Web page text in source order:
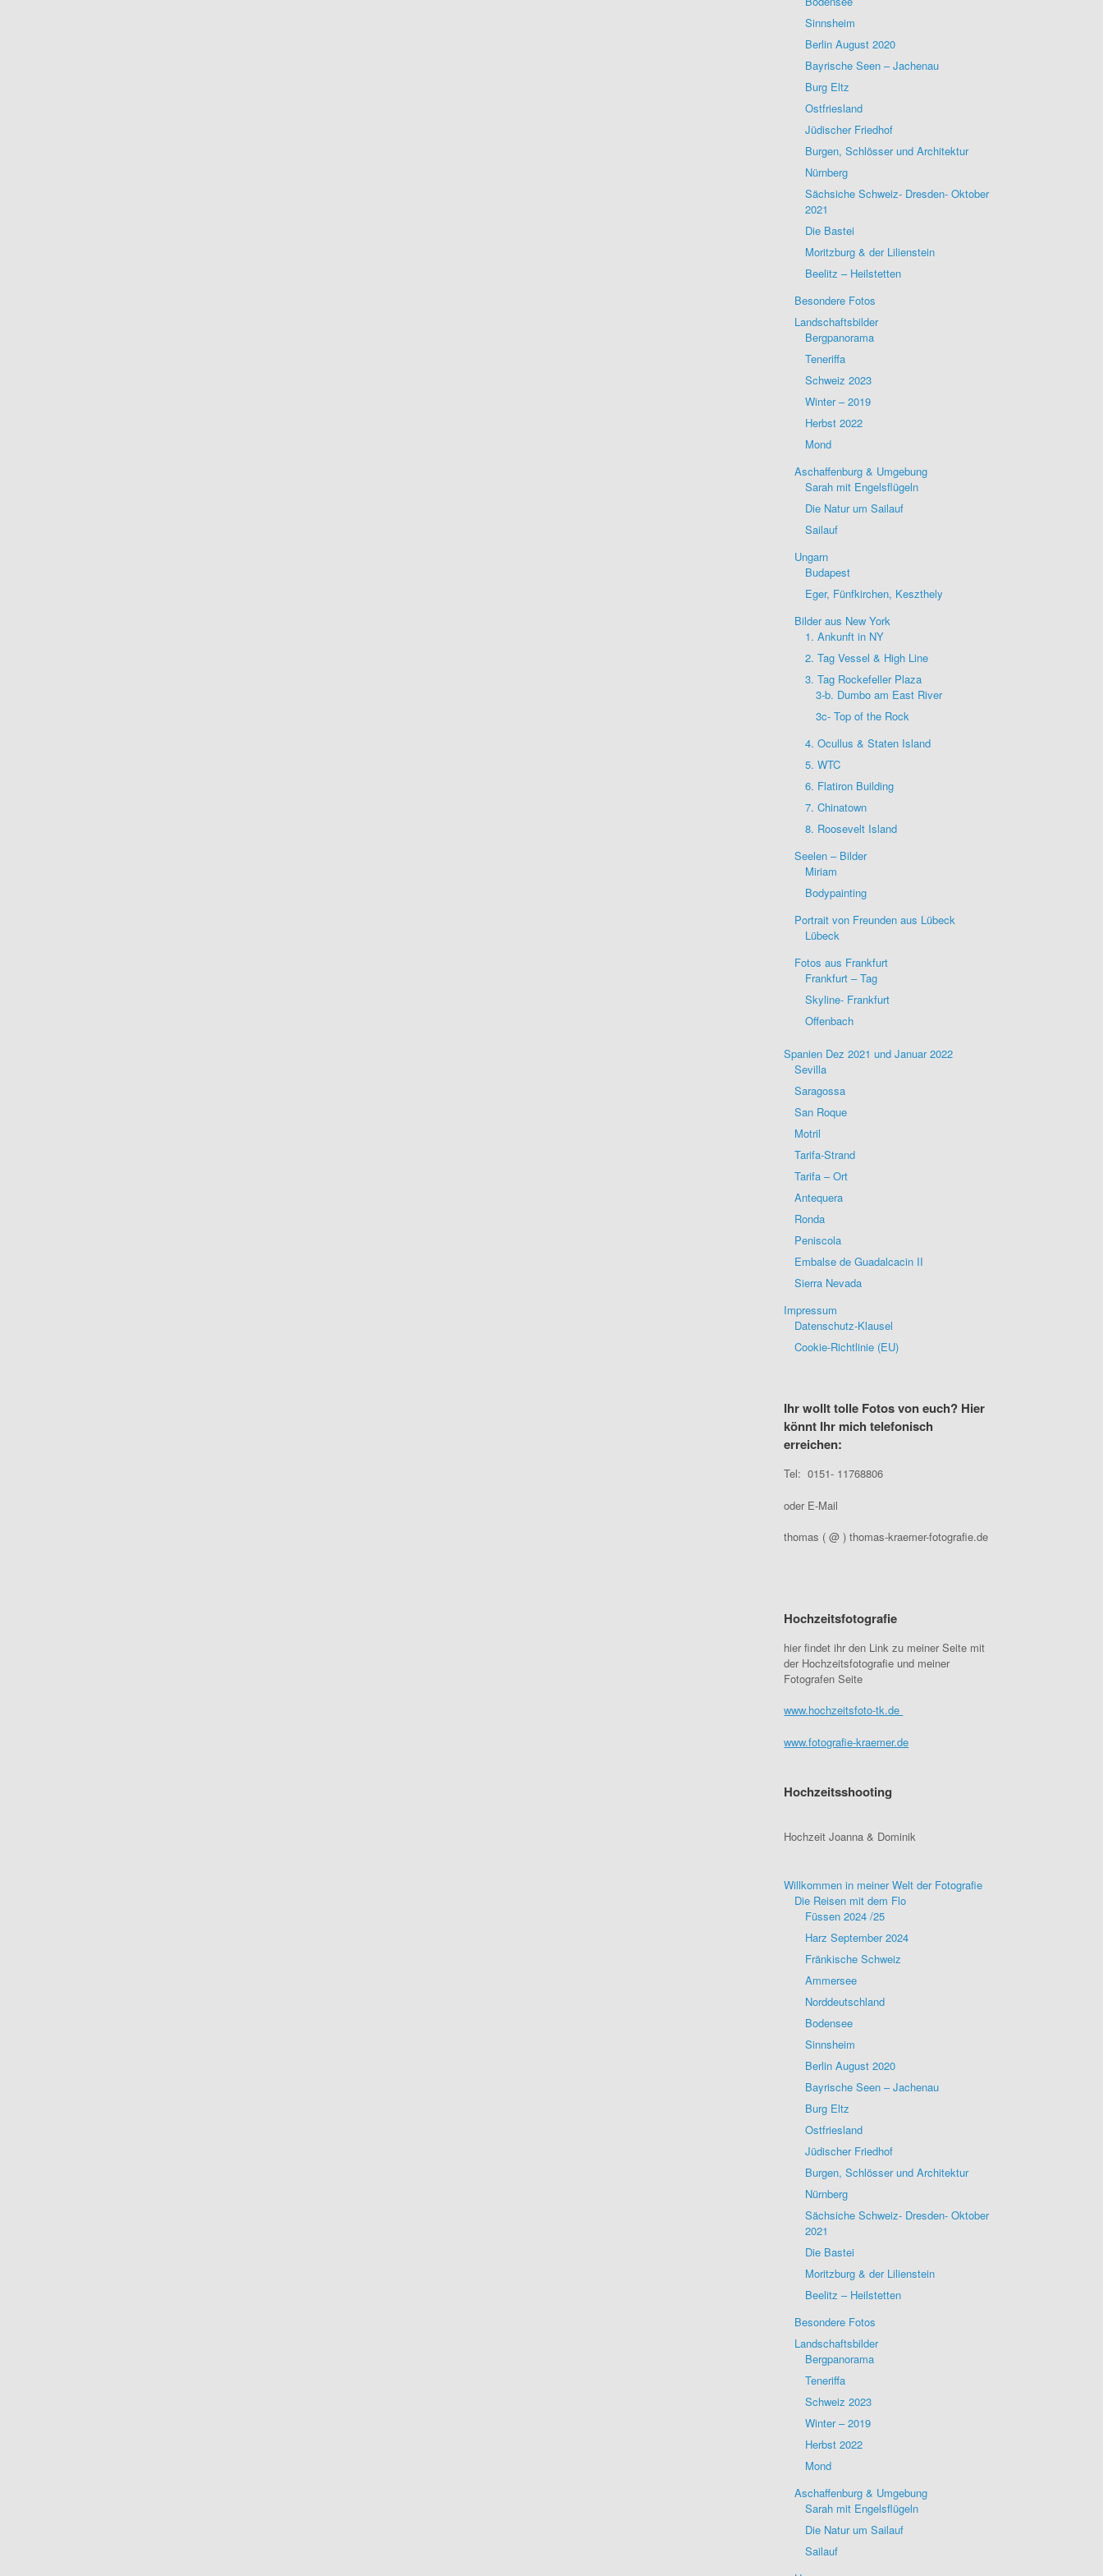
Sinnsheim
Berlin August 2020
Bayrische Seen – Jachenau
Burg Eltz
Ostfriesland
Jüdischer Friedhof
Burgen, Schlösser und Architektur
Nürnberg
Sächsiche Schweiz- Dresden- Oktober
2021
Die Bastei
Moritzburg & der Lilienstein
Beelitz – Heilstetten
Besondere Fotos
Landschaftsbilder
Bergpanorama
Teneriffa
Schweiz 2023
Winter – 2019
Herbst 2022
Mond
Aschaffenburg & Umgebung
Sarah mit Engelsflügeln
Die Natur um Sailauf
Sailauf
Ungarn
Budapest
Eger, Fünfkirchen, Keszthely
Bilder aus New York
1. Ankunft in NY
2. Tag Vessel & High Line
3. Tag Rockefeller Plaza
3-b. Dumbo am East River
3c- Top of the Rock
4. Ocullus & Staten Island
5. WTC
6. Flatiron Building
7. Chinatown
8. Roosevelt Island
Seelen – Bilder
Miriam
Bodypainting
Portrait von Freunden aus Lübeck
Lübeck
Fotos aus Frankfurt
Frankfurt – Tag
Skyline- Frankfurt
Offenbach
Spanien Dez 2021 und Januar 2022
Sevilla
Saragossa
San Roque
Motril
Tarifa-Strand
Tarifa – Ort
Antequera
Ronda
Peniscola
Embalse de Guadalcacin II
Sierra Nevada
Impressum
Datenschutz-Klausel
Cookie-Richtlinie (EU)
Ihr wollt tolle Fotos von euch? Hier
könnt Ihr mich telefonisch
erreichen:
Tel: 0151- 11768806
oder E-Mail
thomas ( @ ) thomas-kraemer-fotografie.de
Hochzeitsfotografie
hier findet ihr den Link zu meiner Seite mit
der Hochzeitsfotografie und meiner
Fotografen Seite
www.hochzeitsfoto-tk.de
www.fotografie-kraemer.de
Hochzeitsshooting
Hochzeit Joanna & Dominik
Willkommen in meiner Welt der Fotografie
Die Reisen mit dem Flo
Füssen 2024 /25
Harz September 2024
Fränkische Schweiz
Ammersee
Norddeutschland
Bodensee
Sinnsheim
Berlin August 2020
Bayrische Seen – Jachenau
Burg Eltz
Ostfriesland
Jüdischer Friedhof
Burgen, Schlösser und Architektur
Nürnberg
Sächsiche Schweiz- Dresden- Oktober
2021
Die Bastei
Moritzburg & der Lilienstein
Beelitz – Heilstetten
Besondere Fotos
Landschaftsbilder
Bergpanorama
Teneriffa
Schweiz 2023
Winter – 2019
Herbst 2022
Mond
Aschaffenburg & Umgebung
Sarah mit Engelsflügeln
Die Natur um Sailauf
Sailauf